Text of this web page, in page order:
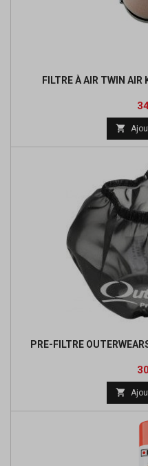
FILTRE À AIR TWIN AIR

PRE-FILTRE
